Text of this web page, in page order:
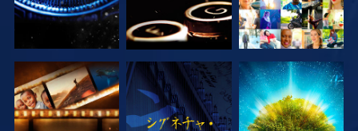
シリーズを探求 観る シリーズを探求